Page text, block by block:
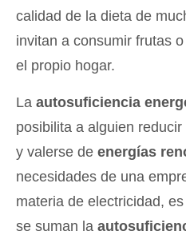
calidad de la dieta de
invitan a consumir frutas
el propio hogar.
La autosuficiencia
posibilita a alguien reducir
y valerse de energías
necesidades de una
materia de electricidad,
se suman la